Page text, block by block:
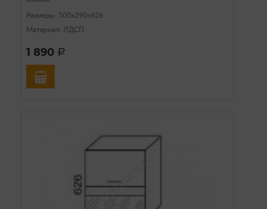
Размеры: 500х290х626
Материал: ЛДСП
1 890 a